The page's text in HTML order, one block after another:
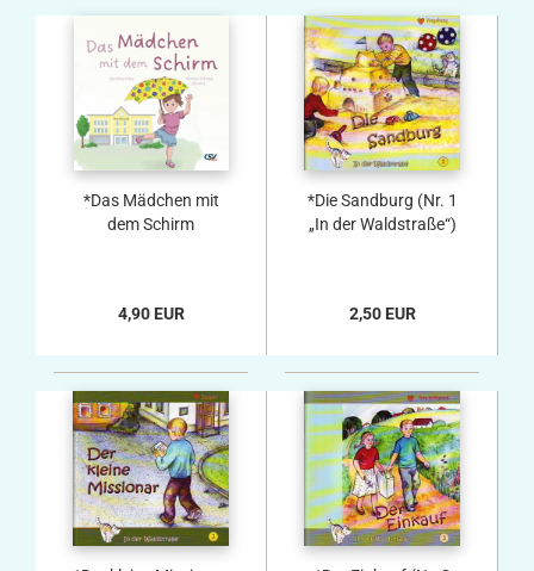
*Das Mädchen mit
dem Schirm
4,90 EUR
*Die Sandburg (Nr. 1
„In der Waldstraße“)
2,50 EUR